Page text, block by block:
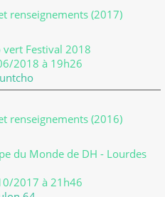
renseignements (2017)
vert Festival 2018
2018 à 19h26
renseignements (2016)
du Monde de DH - Lourdes
2017 à 21h46